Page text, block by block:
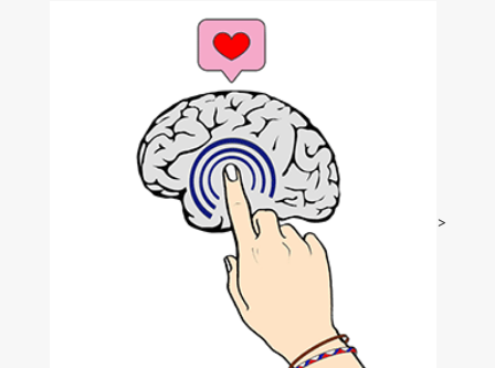
>